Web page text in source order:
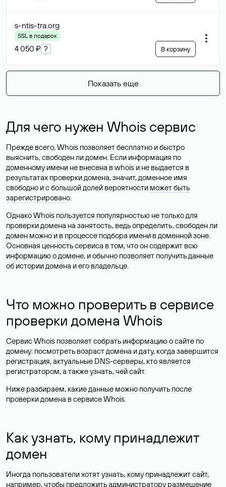
s-ntis-tra.org
SSL в подарок
4 050 ₽ ? В корзину
Показать еще
Для чего нужен Whois сервис
Прежде всего, Whois позволяет бесплатно и быстро
выяснить, свободен ли домен. Если информация по
доменному имени не внесена в whois и не выдается в
результатах проверки домена, значит, доменное имя
свободно и с большой долей вероятности может быть
зарегистрировано.
Однако Whois пользуется популярностью не только для
проверки домена на занятость, ведь определить, свободен ли
домен можно и в процессе подбора имени в доменной зоне.
Основная ценность сервиса в том, что он содержит всю
информацию о домене, и обычно позволяет получить данные
об истории домена и его владельце.
Что можно проверить в сервисе
проверки домена Whois
Сервис Whois позволяет собрать информацию о сайте по
домену: посмотреть возраст домена и дату, когда завершится
регистрация, актуальные DNS-серверы, кто является
регистратором, а также узнать, чей сайт.
Ниже разбираем, какие данные можно получить после
проверки домена в сервисе Whois.
Как узнать, кому принадлежит
домен
Иногда пользователи хотят узнать, кому принадлежит сайт,
например, чтобы предложить администратору размещение